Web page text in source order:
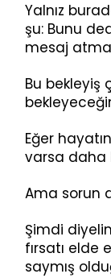
Yalnız
şu: Bunu
mesaj
Bu bekleyiş
Eğer
varsa daha
Ama sorun
Şimdi
fırsatı elde
saymış